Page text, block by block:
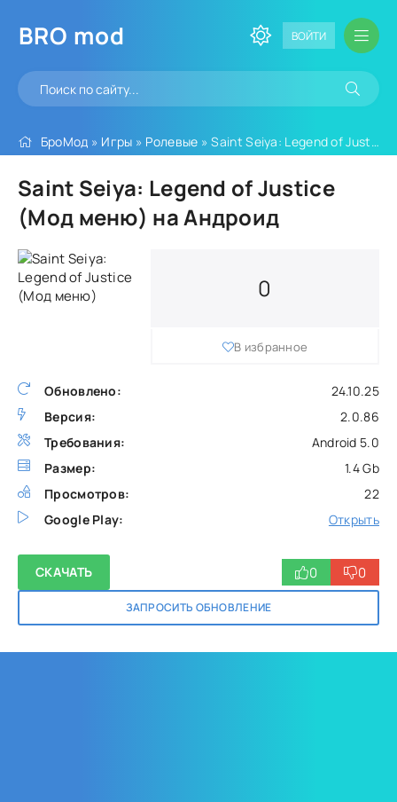
BRO mod ВОЙТИ
БроМод » Игры » Ролевые » Saint Seiya: Legend of Justice (Мод меню)
Saint Seiya: Legend of Justice
(Мод меню) на Андроид
Обновлено:
24.10.25
Версия:
2.0.86
Требования:
Android 5.0
Размер:
1.4 Gb
Просмотров:
22
Google Play:
Открыть
0
В избранное
СКАЧАТЬ
ЗАПРОСИТЬ ОБНОВЛЕНИЕ
0 0